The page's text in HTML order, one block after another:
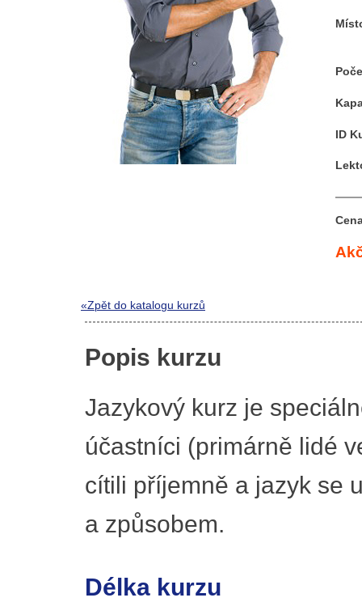
ID
«Zpět do katalogu kurzů
Popis kurzu
Jazykový kurz je
účastníci (primárně lidé
cítili příjemně a jazyk se
a způsobem.
Délka kurzu